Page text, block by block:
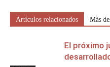
Artículos relacionados Más
El próximo